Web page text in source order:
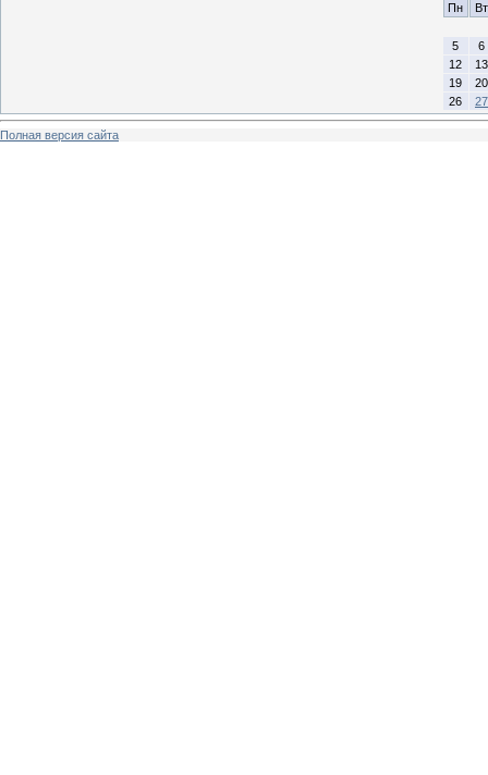
Пн Вт
5
6
12
13
19
20
26
27
Полная версия сайта